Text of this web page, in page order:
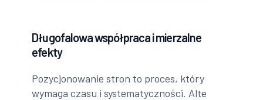
Długofalowa współpraca i mierzalne
efekty
Pozycjonowanie stron to proces, który
wymaga czasu i systematyczności. Alte